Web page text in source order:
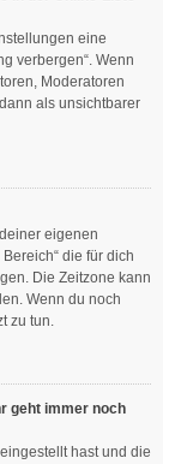
eine
verbergen“. Wenn
Moderatoren
als unsichtbarer
eigenen
die für dich
Die Zeitzone kann
Wenn du noch
zu tun.
geht immer noch
hast und die